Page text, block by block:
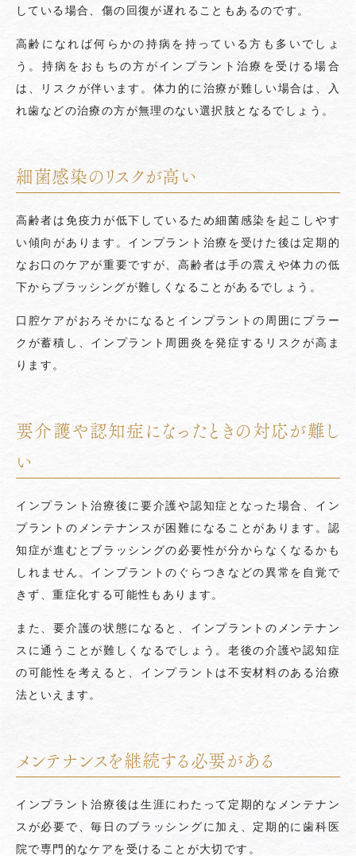
している場合、傷の回復が遅れることもあるのです。
高齢になれば何らかの持病を持っている方も多いでしょ
う。持病をおもちの方がインプラント治療を受ける場合
は、リスクが伴います。体力的に治療が難しい場合は、入
れ歯などの治療の方が無理のない選択肢となるでしょう。
細菌感染のリスクが高い
高齢者は免疫力が低下しているため細菌感染を起こしやす
い傾向があります。インプラント治療を受けた後は定期的
なお口のケアが重要ですが、高齢者は手の震えや体力の低
下からブラッシングが難しくなることがあるでしょう。
口腔ケアがおろそかになるとインプラントの周囲にプラー
クが蓄積し、インプラント周囲炎を発症するリスクが高ま
ります。
要介護や認知症になったときの対応が難し
い
インプラント治療後に要介護や認知症となった場合、イン
プラントのメンテナンスが困難になることがあります。認
知症が進むとブラッシングの必要性が分からなくなるかも
しれません。インプラントのぐらつきなどの異常を自覚で
きず、重症化する可能性もあります。
また、要介護の状態になると、インプラントのメンテナン
スに通うことが難しくなるでしょう。老後の介護や認知症
の可能性を考えると、インプラントは不安材料のある治療
法といえます。
メンテナンスを継続する必要がある
インプラント治療後は生涯にわたって定期的なメンテナン
スが必要で、毎日のブラッシングに加え、定期的に歯科医
院で専門的なケアを受けることが大切です。